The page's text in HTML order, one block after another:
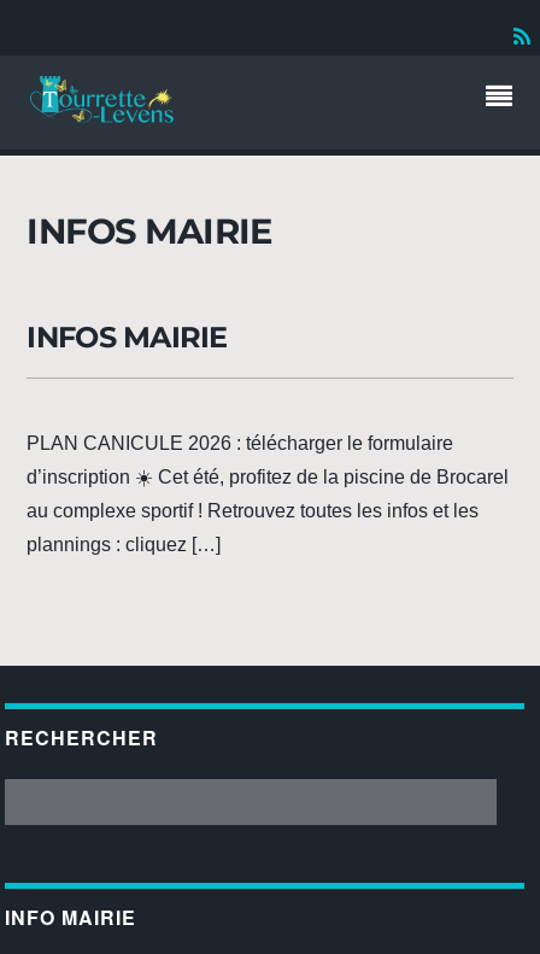
INFOS MAIRIE
INFOS MAIRIE
PLAN CANICULE 2026 : télécharger le formulaire
d’inscription ☀️ Cet été, profitez de la piscine de Brocarel
au complexe sportif ! Retrouvez toutes les infos et les
plannings : cliquez […]
RECHERCHER
INFO MAIRIE